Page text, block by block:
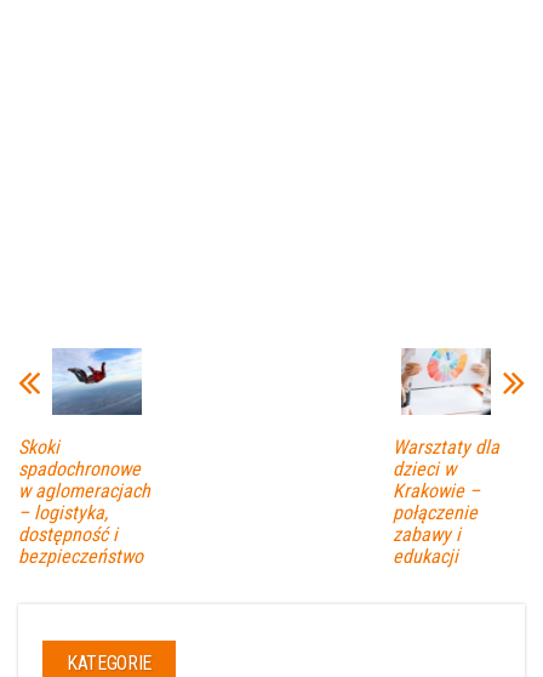
Skoki
spadochronowe
w aglomeracjach
– logistyka,
dostępność i
bezpieczeństwo
Warsztaty dla
dzieci w
Krakowie –
połączenie
zabawy i
edukacji
KATEGORIE